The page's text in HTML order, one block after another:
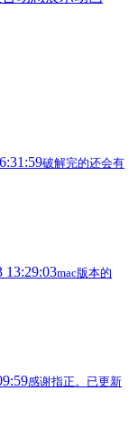
破解完的还会有
13:29:03mac版本的
感谢指正。已更新